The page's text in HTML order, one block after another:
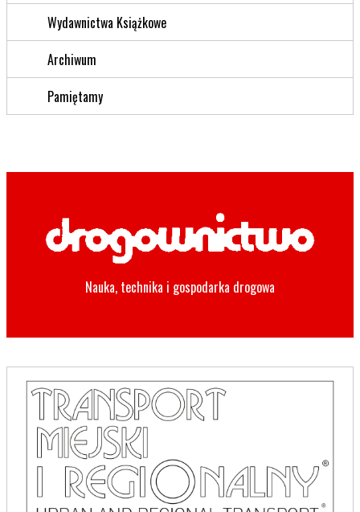
Wydawnictwa Książkowe
Archiwum
Pamiętamy
Nauka, technika i gospodarka drogowa